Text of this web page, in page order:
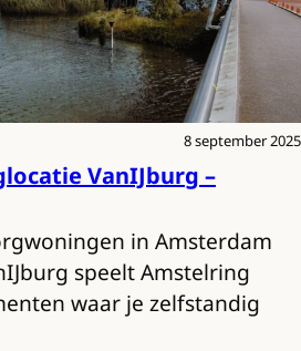
8 september 2025
VanIJburg –
in Amsterdam
speelt Amstelring
waar je zelfstandig